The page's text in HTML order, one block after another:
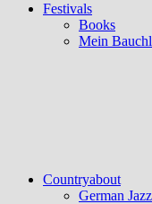
Festivals
Books
Mein
Countryabout
German Jazz